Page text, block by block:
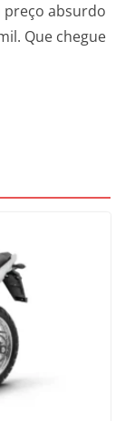
preço absurdo
Que chegue